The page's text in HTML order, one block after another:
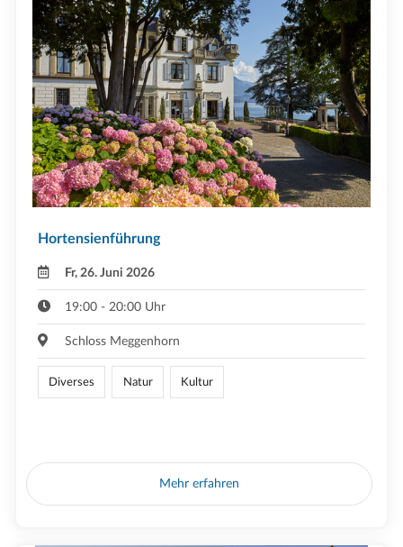
Hortensienführung
Fr, 26. Juni 2026
19:00 - 20:00 Uhr
Schloss Meggenhorn
Diverses Natur Kultur
Mehr erfahren